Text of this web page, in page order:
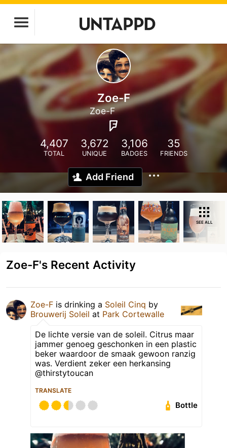
Zoe-F
Zoe-F
4,407
TOTAL
3,672
UNIQUE
3,106
BADGES
35
FRIENDS
Add Friend
SEE ALL
Zoe-F's Recent Activity
Zoe-F is drinking a Soleil Cinq by
Brouwerij Soleil at Park Cortewalle
De lichte versie van de soleil. Citrus maar
jammer genoeg geschonken in een plastic
beker waardoor de smaak gewoon ranzig
was. Verdient zeker een herkansing
@thirstytoucan
TRANSLATE
Bottle